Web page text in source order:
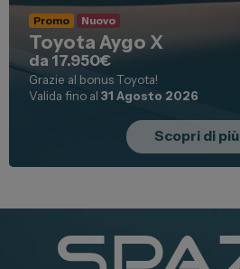
Promo Nuovo
Toyota Aygo X
da 17.950€
Grazie al bonus Toyota!
Valida fino al31 Agosto 2026
Scopri di più